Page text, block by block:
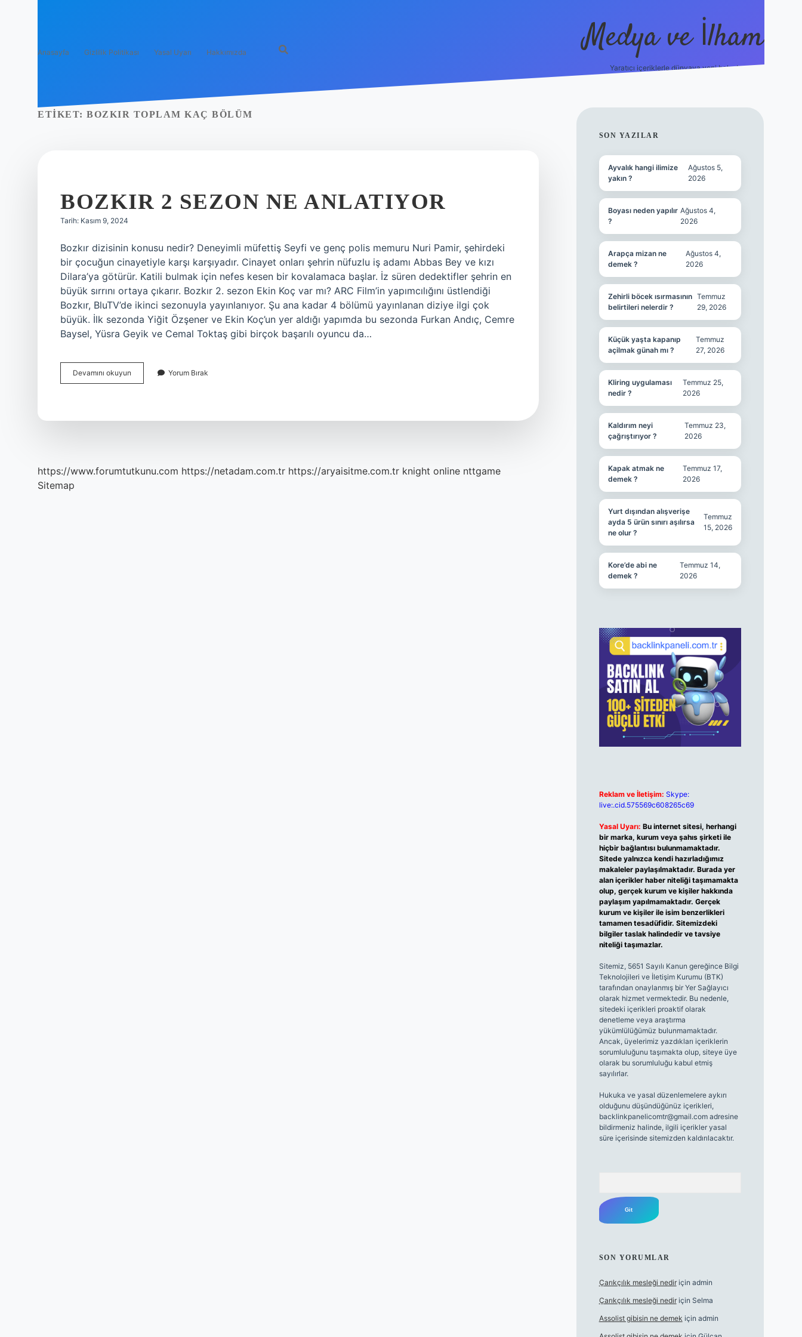
Anasayfa Gizlilik Politikası Yasal Uyarı Hakkımızda Medya ve İlham
Yaratıcı içeriklerle dünyaya yeni bakış!
ETIKET: BOZKIR TOPLAM KAÇ BÖLÜM
BOZKIR 2 SEZON NE ANLATIYOR
Tarih: Kasım 9, 2024
Bozkır dizisinin konusu nedir? Deneyimli müfettiş Seyfi ve genç polis memuru Nuri Pamir, şehirdeki
bir çocuğun cinayetiyle karşı karşıyadır. Cinayet onları şehrin nüfuzlu iş adamı Abbas Bey ve kızı
Dilara’ya götürür. Katili bulmak için nefes kesen bir kovalamaca başlar. İz süren dedektifler şehrin en
büyük sırrını ortaya çıkarır. Bozkır 2. sezon Ekin Koç var mı? ARC Film’in yapımcılığını üstlendiği
Bozkır, BluTV’de ikinci sezonuyla yayınlanıyor. Şu ana kadar 4 bölümü yayınlanan diziye ilgi çok
büyük. İlk sezonda Yiğit Özşener ve Ekin Koç’un yer aldığı yapımda bu sezonda Furkan Andıç, Cemre
Baysel, Yüsra Geyik ve Cemal Toktaş gibi birçok başarılı oyuncu da…
Devamını okuyun
2
Yorum Bırak
https://www.forumtutkunu.com https://netadam.com.tr https://aryaisitme.com.tr knight online nttgame
Sitemap
SIDEBAR
SON YAZILAR
Ayvalık hangi ilimize
yakın ?
Ağustos 5,
2026
Boyası neden yapılır
?
Ağustos 4,
2026
Arapça mizan ne
demek ?
Ağustos 4,
2026
Zehirli böcek ısırmasının
belirtileri nelerdir ?
Temmuz
29, 2026
Küçük yaşta kapanıp
açilmak günah mı ?
Temmuz
27, 2026
Kliring uygulaması
nedir ?
Temmuz 25,
2026
Kaldırım neyi
çağrıştırıyor ?
Temmuz 23,
2026
Kapak atmak ne
demek ?
Temmuz 17,
2026
Yurt dışından alışverişe
ayda 5 ürün sınırı aşılırsa
ne olur ?
Temmuz
15, 2026
Kore’de abi ne
demek ?
Temmuz 14,
2026
Reklam ve İletişim: Skype:
live:.cid.575569c608265c69
Yasal Uyarı: Bu internet sitesi, herhangi
bir marka, kurum veya şahıs şirketi ile
hiçbir bağlantısı bulunmamaktadır.
Sitede yalnızca kendi hazırladığımız
makaleler paylaşılmaktadır. Burada yer
alan içerikler haber niteliği taşımamakta
olup, gerçek kurum ve kişiler hakkında
paylaşım yapılmamaktadır. Gerçek
kurum ve kişiler ile isim benzerlikleri
tamamen tesadüfidir. Sitemizdeki
bilgiler taslak halindedir ve tavsiye
niteliği taşımazlar.
Sitemiz, 5651 Sayılı Kanun gereğince Bilgi
Teknolojileri ve İletişim Kurumu (BTK)
tarafından onaylanmış bir Yer Sağlayıcı
olarak hizmet vermektedir. Bu nedenle,
sitedeki içerikleri proaktif olarak
denetleme veya araştırma
yükümlülüğümüz bulunmamaktadır.
Ancak, üyelerimiz yazdıkları içeriklerin
sorumluluğunu taşımakta olup, siteye üye
olarak bu sorumluluğu kabul etmiş
sayılırlar.
Hukuka ve yasal düzenlemelere aykırı
olduğunu düşündüğünüz içerikleri,
backlinkpanelicomtr@gmail.comadresine
bildirmeniz halinde, ilgili içerikler yasal
süre içerisinde sitemizden kaldırılacaktır.
SON YORUMLAR
Çarıkçılık mesleği nediriçin admin
Çarıkçılık mesleği nediriçin Selma
Assolist gibisin ne demek için admin
https://ilbet.online/ grandoperabet giriş